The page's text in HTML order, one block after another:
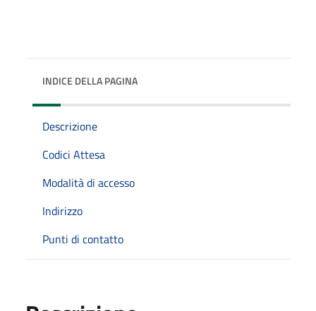
INDICE DELLA PAGINA
Descrizione
Codici Attesa
Modalità di accesso
Indirizzo
Punti di contatto